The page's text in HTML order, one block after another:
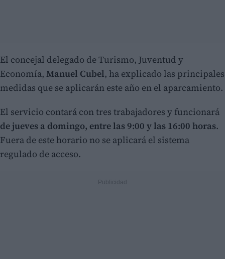
El concejal delegado de Turismo, Juventud y
Economía, Manuel Cubel, ha explicado las principales
medidas que se aplicarán este año en el aparcamiento.
El servicio contará con tres trabajadores y funcionará
de jueves a domingo, entre las 9:00 y las 16:00 horas.
Fuera de este horario no se aplicará el sistema
regulado de acceso.